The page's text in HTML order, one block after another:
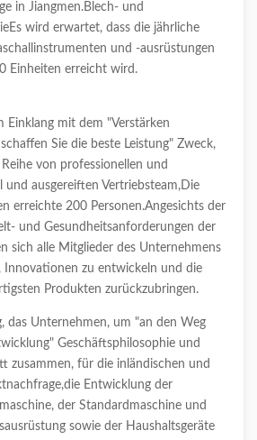
in Jiangmen.Blech- und
wird erwartet, dass die jährliche
und -ausrüstungen
Einheiten erreicht wird.
Einklang mit dem "Verstärken
Sie die beste Leistung" Zweck,
von professionellen und
und ausgereiften Vertriebsteam,Die
erreichte 200 Personen.Angesichts der
und Gesundheitsanforderungen der
sich alle Mitglieder des Unternehmens
Innovationen zu entwickeln und die
Produkten zurückzubringen.
das Unternehmen, um "an den Weg
Geschäftsphilosophie und
zusammen, für die inländischen und
Entwicklung der
der Standardmaschine und
sowie der Haushaltsgeräte